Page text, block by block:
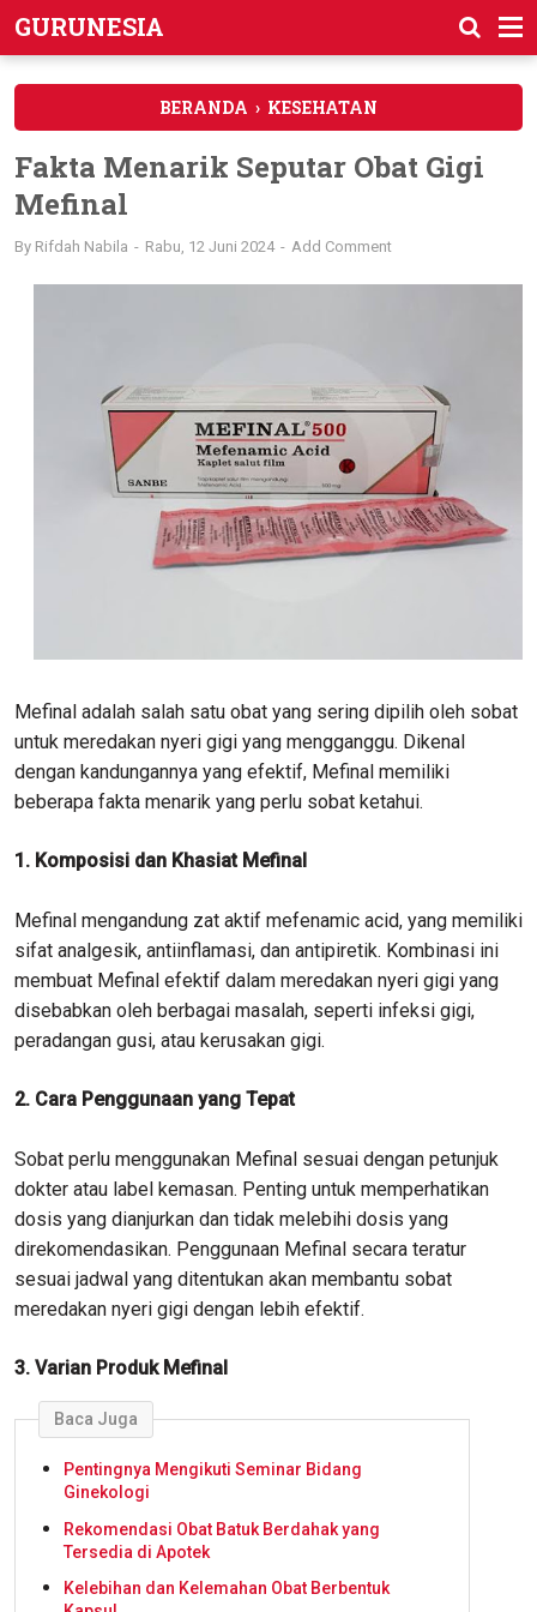
GURUNESIA
BERANDA › KESEHATAN
Fakta Menarik Seputar Obat Gigi
Mefinal
By Rifdah Nabila Rabu, 12 Juni 2024 Add Comment
Mefinal adalah salah satu obat yang sering dipilih oleh sobat
untuk meredakan nyeri gigi yang mengganggu. Dikenal
dengan kandungannya yang efektif, Mefinal memiliki
beberapa fakta menarik yang perlu sobat ketahui.
1. Komposisi dan Khasiat Mefinal
Mefinal mengandung zat aktif mefenamic acid, yang memiliki
sifat analgesik, antiinflamasi, dan antipiretik. Kombinasi ini
membuat Mefinal efektif dalam meredakan nyeri gigi yang
disebabkan oleh berbagai masalah, seperti infeksi gigi,
peradangan gusi, atau kerusakan gigi.
2. Cara Penggunaan yang Tepat
Sobat perlu menggunakan Mefinal sesuai dengan petunjuk
dokter atau label kemasan. Penting untuk memperhatikan
dosis yang dianjurkan dan tidak melebihi dosis yang
direkomendasikan. Penggunaan Mefinal secara teratur
sesuai jadwal yang ditentukan akan membantu sobat
meredakan nyeri gigi dengan lebih efektif.
3. Varian Produk Mefinal
Baca Juga
Pentingnya Mengikuti Seminar Bidang
Ginekologi
Rekomendasi Obat Batuk Berdahak yang
Tersedia di Apotek
Kelebihan dan Kelemahan Obat Berbentuk